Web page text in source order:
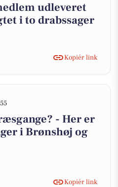
udleveret
i to drabssager
Kopiér link
- Her er
i Brønshøj og
Kopiér link